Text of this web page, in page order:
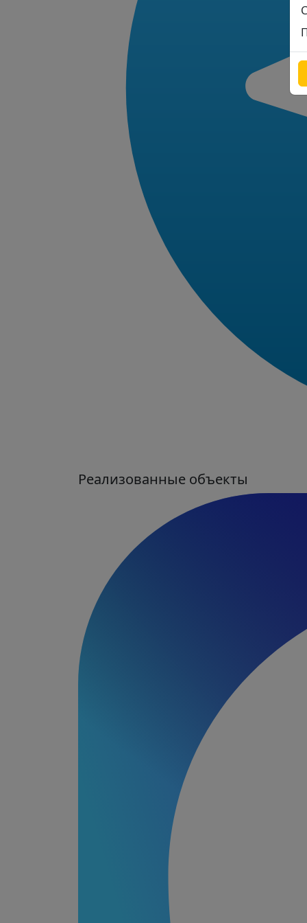
Реализованные объекты